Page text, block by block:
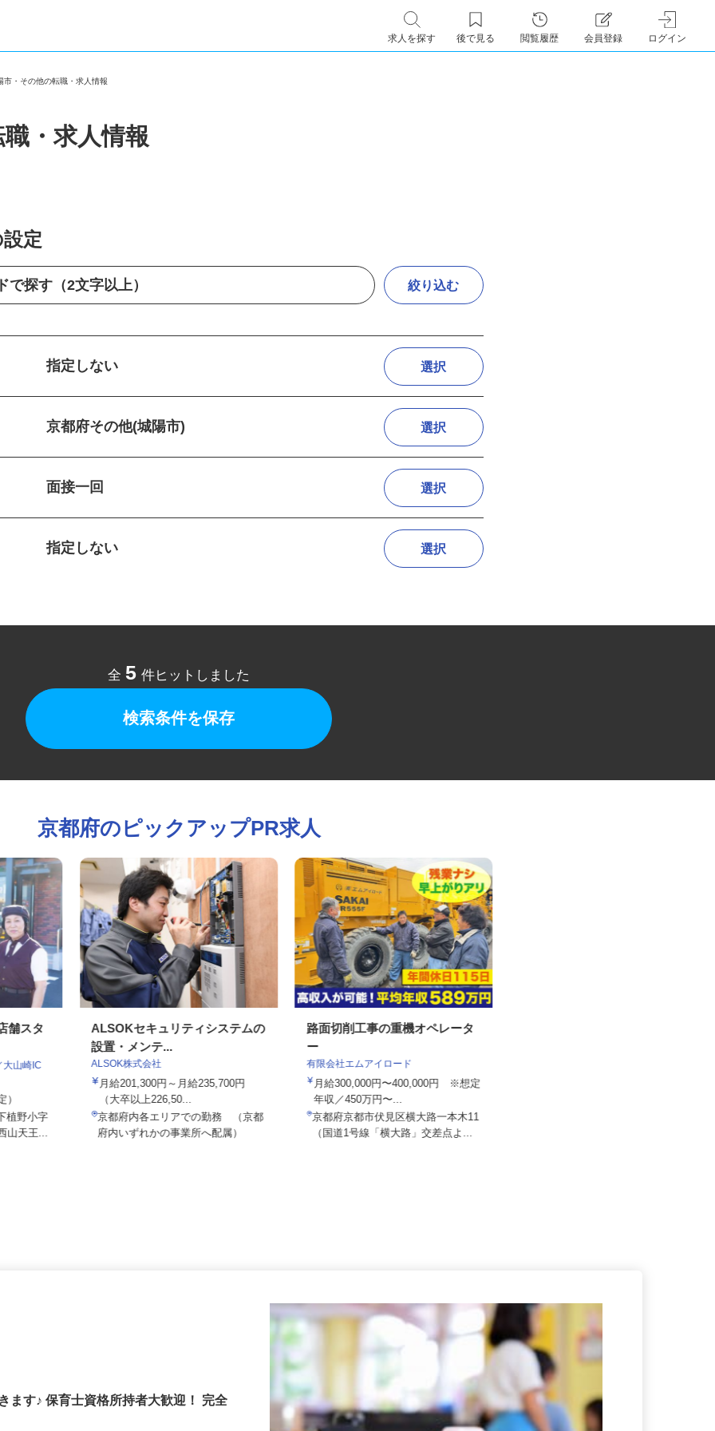
求人を探す 後で見る 閲覧履歴 会員登録 ログイン
市・その他の転職・求人情報
・求人情報
設定
絞り込む
指定しない 選択
京都府その他(城陽市) 選択
面接一回 選択
指定しない 選択
全5件ヒットしました
検索条件を保存
京都府のピックアップPR求人
定）
植野小字
ALSOKセキュリティシステムの
設置・メンテ...
ALSOK株式会社
月給201,300円～月給235,700円
（大卒以上226,50...
京都府内各エリアでの勤務 （京都
路面切削工事の重機オペレータ
ー
有限会社エムアイロード
月給300,000円〜400,000円 ※想定
年収／450万円〜...
京都府京都市伏見区横大路一本木11